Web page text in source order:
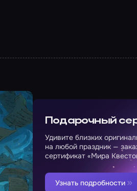
Подарочный
Удивите близких
на любой праздник —
сертификат «Мира
Узнать подробности